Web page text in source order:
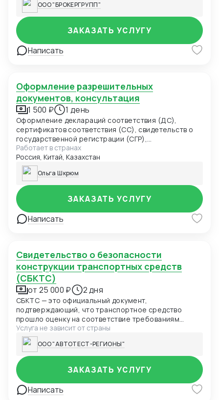
ООО "БРОКЕРГРУПП"
Написать
ЗАКАЗАТЬ УСЛУГУ
Оформление разрешительных
документов, консультация
1 500 ₽ 1 день
Оформление деклараций соответствия (ДС),
сертификатов соответствия (СС), свидетельств о
государственной регистрации (СГР),
регистрационных удостоверений (РУ).
Консультации по вопросам их получения и
определению категории товара. Оказываю помощь
в переводе документов и в их подготовке для
оформления соответствующих сертификатов
Работает в странах
Россия, Китай, Казахстан
Ольга Шкрюм
Написать
ЗАКАЗАТЬ УСЛУГУ
Свидетельство о безопасности
конструкции транспортных средств
(СБКТС)
от 25 000 ₽ 2 дня
СБКТС — это официальный документ,
подтверждающий, что транспортное средство
прошло оценку на соответствие требованиям
безопасности и может безопасно использоваться
на дорогах общего пользования в Российской
Федерации.
Услуга не зависит от страны
ООО "АВТОТЕСТ-РЕГИОНЫ"
Написать
ЗАКАЗАТЬ УСЛУГУ